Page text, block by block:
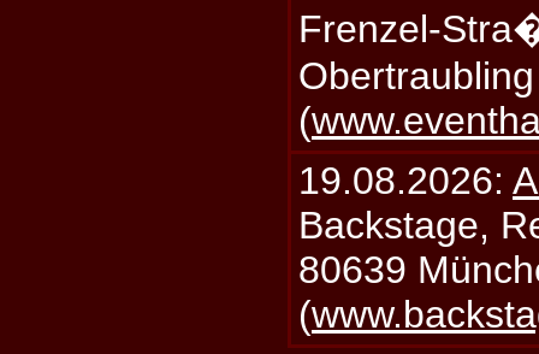
Frenzel-
(
19.08.2026:
Backstage,
80639
(